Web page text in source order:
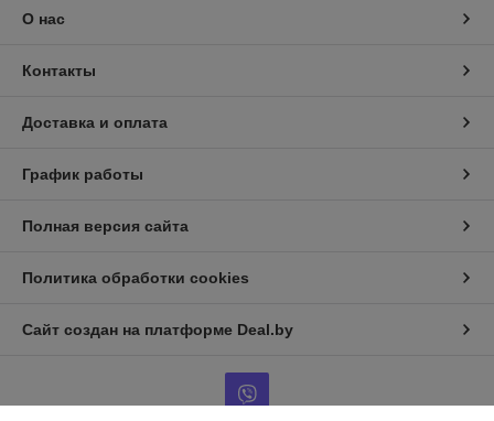
О нас
Контакты
Доставка и оплата
График работы
Полная версия сайта
Политика обработки cookies
Сайт создан на платформе Deal.by